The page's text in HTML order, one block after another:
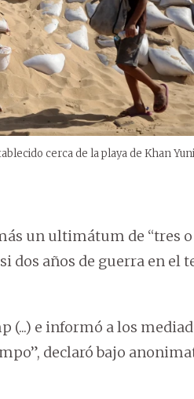
cerca de la playa de Khan
un ultimátum de “tres
dos años de guerra en el
(...) e informó a los
declaró bajo